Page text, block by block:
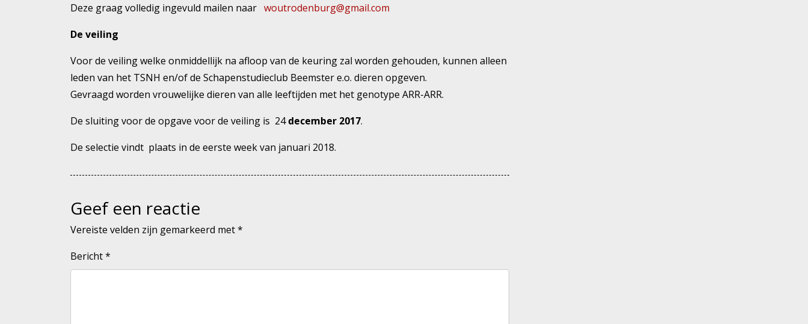
Deze graag volledig ingevuld mailen naar woutrodenburg@gmail.com
De veiling
Voor de veiling welke onmiddellijk na afloop van de keuring zal worden gehouden, kunnen alleen
leden van het TSNH en/of de Schapenstudieclub Beemster e.o. dieren opgeven.
Gevraagd worden vrouwelijke dieren van alle leeftijden met het genotype ARR-ARR.
De sluiting voor de opgave voor de veiling is 24december 2017.
De selectie vindt plaats in de eerste week van januari 2018.
Geef een reactie
Vereiste velden zijn gemarkeerd met*
Bericht*